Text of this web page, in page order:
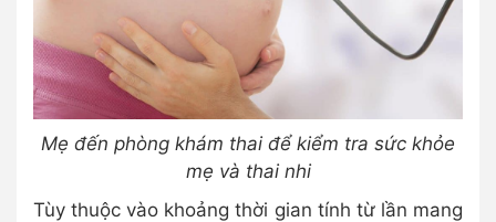
Mẹ đến phòng khám thai để kiểm tra sức khỏe
mẹ và thai nhi
Tùy thuộc vào khoảng thời gian tính từ lần mang